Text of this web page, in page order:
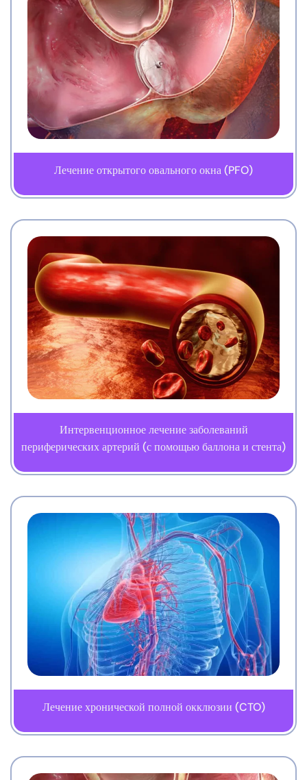
Лечение открытого овального окна (PFO)
Интервенционное лечение заболеваний
периферических артерий (с помощью баллона и стента)
Лечение хронической полной окклюзии (CTO)